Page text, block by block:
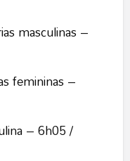
masculinas –
femininas –
– 6h05 /